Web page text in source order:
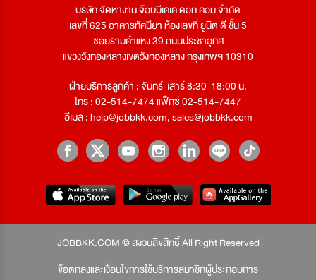
บริษัท จัดหางาน จ๊อบบีเคเค ดอท คอม จำกัด
เลขที่ 625 อาคารทัศนียา ห้องเลขที่ ยูนิต ดี ชั้น 5
ซอยรามคำแหง 39 ถนนประชาอุทิศ
แขวงวังทองหลางเขตวังทองหลาง กรุงเทพฯ 10310
ฝ่ายบริการลูกค้า : จันทร์-เสาร์ 8:30-18:00 น.
โทร : 02-514-7474 แฟ็กซ์ 02-514-7447
อีเมล :help@jobbkk.com,sales@jobbkk.com
JOBBKK.COM © สงวนลิขสิทธิ์ All Right Reserved
ข้อตกลงและเงื่อนไขการใช้บริการสมาชิกผู้ประกอบการ